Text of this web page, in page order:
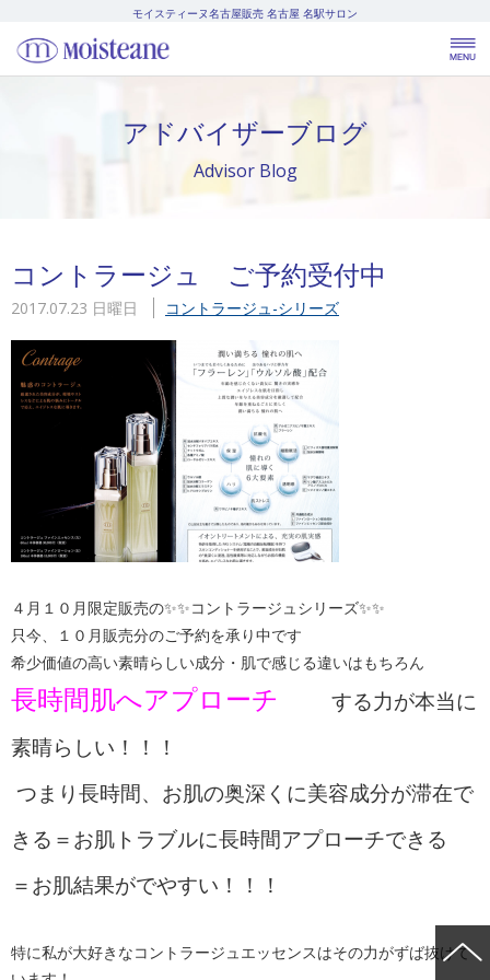
モイスティーヌ名古屋販売 名古屋 名駅サロン
アドバイザーブログ
Advisor Blog
コントラージュ ご予約受付中
2017.07.23 日曜日 コントラージュ-シリーズ
４月１０月限定販売の✨✨コントラージュシリーズ✨✨
只今、１０月販売分のご予約を承り中です
希少価値の高い素晴らしい成分・肌で感じる違いはもちろん
長時間肌へアプローチ
する力が本当に
素晴らしい！！！
つまり長時間、お肌の奥深くに美容成分が滞在で
きる＝お肌トラブルに長時間アプローチできる
＝お肌結果がでやすい！！！
特に私が大好きなコントラージュエッセンスはその力がずば抜けて